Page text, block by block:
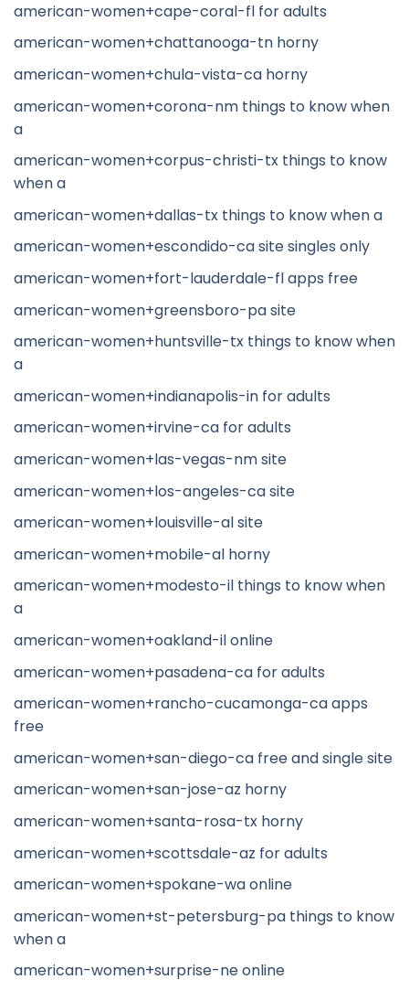
american-women+cape-coral-fl for adults
american-women+chattanooga-tn horny
american-women+chula-vista-ca horny
american-women+corona-nm things to know when
a
american-women+corpus-christi-tx things to know
when a
american-women+dallas-tx things to know when a
american-women+escondido-ca site singles only
american-women+fort-lauderdale-fl apps free
american-women+greensboro-pa site
american-women+huntsville-tx things to know when
a
american-women+indianapolis-in for adults
american-women+irvine-ca for adults
american-women+las-vegas-nm site
american-women+los-angeles-ca site
american-women+louisville-al site
american-women+mobile-al horny
american-women+modesto-il things to know when
a
american-women+oakland-il online
american-women+pasadena-ca for adults
american-women+rancho-cucamonga-ca apps
free
american-women+san-diego-ca free and single site
american-women+san-jose-az horny
american-women+santa-rosa-tx horny
american-women+scottsdale-az for adults
american-women+spokane-wa online
american-women+st-petersburg-pa things to know
when a
american-women+surprise-ne online